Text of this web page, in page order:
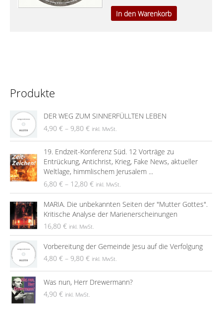
In den Warenkorb
Produkte
DER WEG ZUM SINNERFÜLLTEN LEBEN
4,90€ – 9,80€ inkl. MwSt.
19. Endzeit-Konferenz Süd. 12 Vorträge zu
Entrückung, Antichrist, Krieg, Fake News, aktueller
Weltlage, himmlischem Jerusalem ...
6,80€ – 12,80€ inkl. MwSt.
MARIA. Die unbekannten Seiten der "Mutter Gottes".
Kritische Analyse der Marienerscheinungen
16,80€ inkl. MwSt.
Vorbereitung der Gemeinde Jesu auf die Verfolgung
4,80€ – 9,80€ inkl. MwSt.
Was nun, Herr Drewermann?
4,90€ inkl. MwSt.